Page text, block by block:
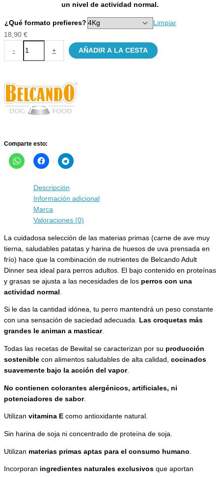
un nivel de actividad normal.
¿Qué formato prefieres?
Limpiar
18,90 €
-
Belcando
con
pollo
fresco
+ AÑADIR A LA CESTA
Comparte esto:
Descripción
Información adicional
Marca
Valoraciones (0)
La cuidadosa selección de las materias primas (carne de ave muy
tierna, saludables patatas y harina de huesos de uva prensada en
frío) hace que la combinación de nutrientes de Belcando Adult
Dinner sea ideal para perros adultos. El bajo contenido en proteínas
y grasas se ajusta a las necesidades de los perros con una
actividad normal
Si le das la cantidad idónea, tu perro mantendrá un peso constante
con una sensación de saciedad adecuada. Las croquetas más
grandes le animan a masticar.
Todas las recetas de Bewital se caracterizan por su producción
sostenible con alimentos saludables de alta calidad, cocinados
suavemente bajo la acción del vapor.
No contienen colorantes alergénicos, artificiales, ni
potenciadores de sabor.
Utilizan vitamina E como antioxidante natural.
Sin harina de soja ni concentrado de proteína de soja.
Utilizan materias primas aptas para el consumo humano
Incorporan ingredientes naturales exclusivos que aportan